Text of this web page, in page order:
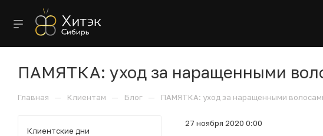
ПАМЯТКА: уход за наращенными
Главная — Клиентам — Блог — ПАМЯТКА: уход за наращенными
27 ноября 2020 0:00
Клиентские дни